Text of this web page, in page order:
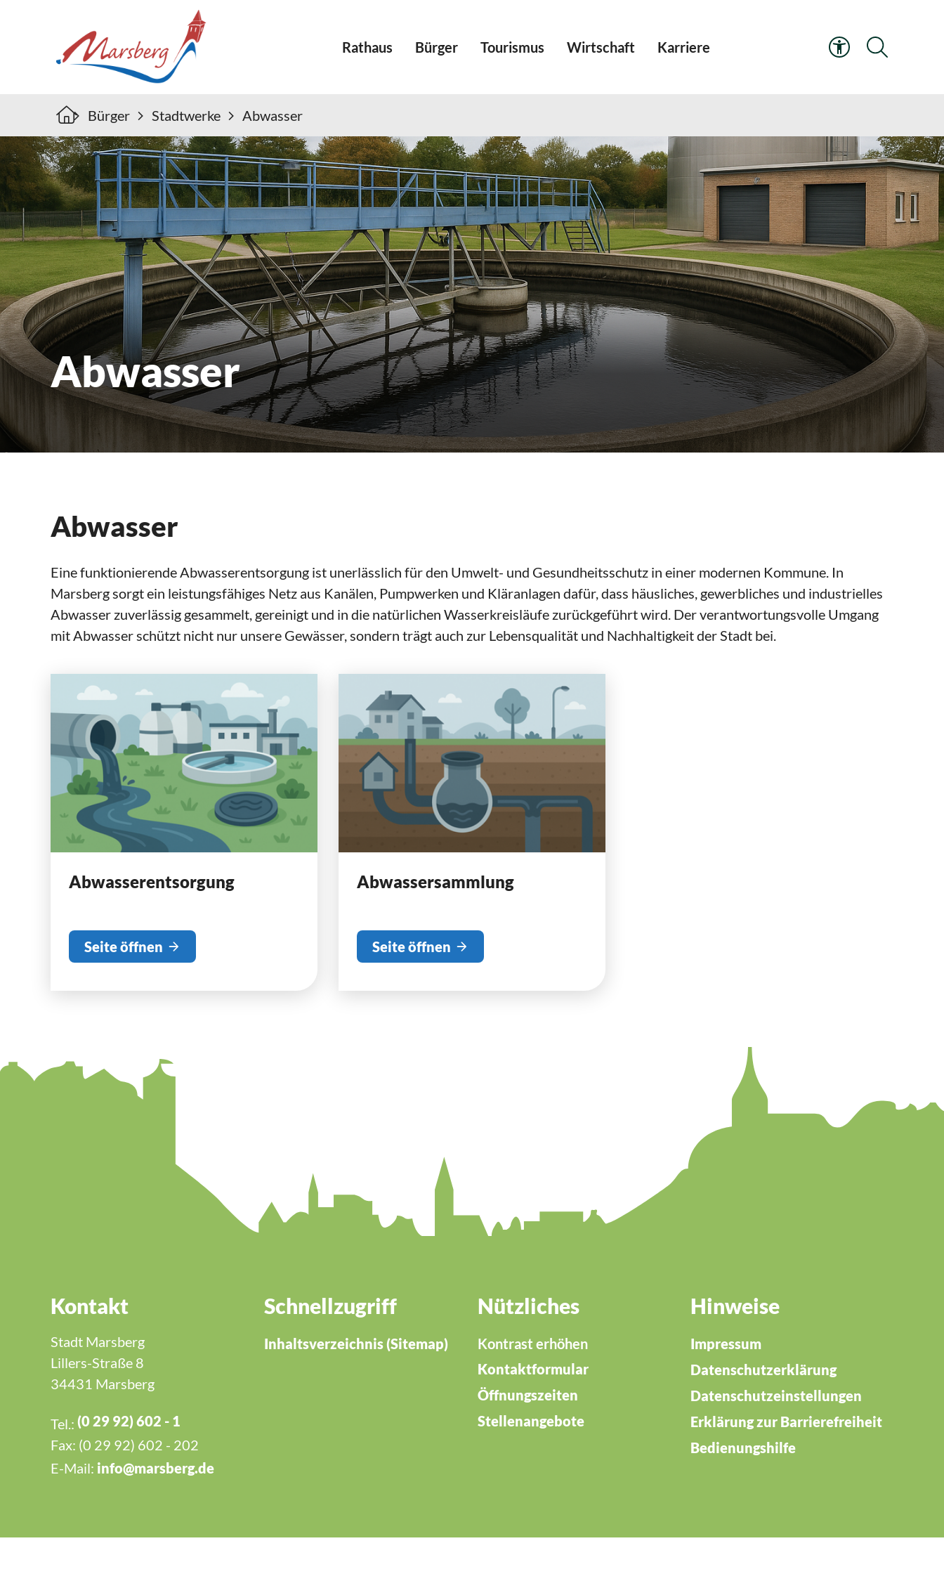
Rathaus Bürger Tourismus Wirtschaft Karriere
Bürger Stadtwerke Abwasser
Abwasser
Abwasser
Eine funktionierende Abwasserentsorgung ist unerlässlich für den Umwelt- und Gesundheitsschutz in einer modernen Kommune. In
Marsberg sorgt ein leistungsfähiges Netz aus Kanälen, Pumpwerken und Kläranlagen dafür, dass häusliches, gewerbliches und industrielles
Abwasser zuverlässig gesammelt, gereinigt und in die natürlichen Wasserkreisläufe zurückgeführt wird. Der verantwortungsvolle Umgang
mit Abwasser schützt nicht nur unsere Gewässer, sondern trägt auch zur Lebensqualität und Nachhaltigkeit der Stadt bei.
Abwasserentsorgung
Seite öffnen
Abwassersammlung
Seite öffnen
Kontakt
Stadt Marsberg
Lillers-Straße 8
34431 Marsberg
Tel.: (0 29 92) 602 - 1
Fax: (0 29 92) 602 - 202
E-Mail: nf m rsb rg d
Schnellzugriff
Inhaltsverzeichnis (Sitemap)
Nützliches
Kontrast erhöhen
Kontaktformular
Öffnungszeiten
Stellenangebote
Hinweise
Impressum
Datenschutzerklärung
Datenschutzeinstellungen
Erklärung zur Barrierefreiheit
Bedienungshilfe